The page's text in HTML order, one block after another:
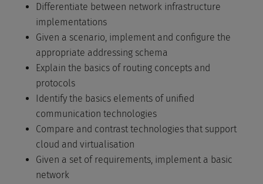
Differentiate between network infrastructure
implementations
Given a scenario, implement and configure the
appropriate addressing schema
Explain the basics of routing concepts and
protocols
Identify the basics elements of unified
communication technologies
Compare and contrast technologies that support
cloud and virtualisation
Given a set of requirements, implement a basic
network